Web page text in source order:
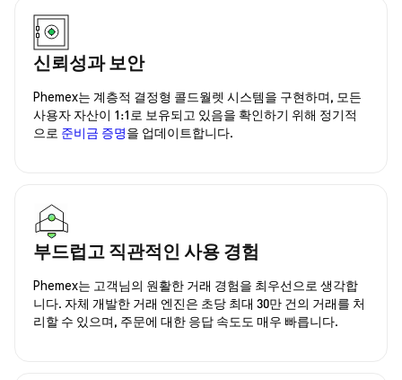
신뢰성과 보안
Phemex는 계층적 결정형 콜드월렛 시스템을 구현하며, 모든
사용자 자산이 1:1로 보유되고 있음을 확인하기 위해 정기적
으로 준비금 증명을 업데이트합니다.
부드럽고 직관적인 사용 경험
Phemex는 고객님의 원활한 거래 경험을 최우선으로 생각합
니다. 자체 개발한 거래 엔진은 초당 최대 30만 건의 거래를 처
리할 수 있으며, 주문에 대한 응답 속도도 매우 빠릅니다.